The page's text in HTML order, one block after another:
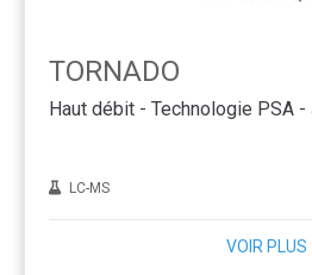
TORNADO
LC-MS
VOIR PLUS